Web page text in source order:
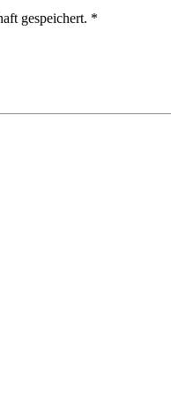
gespeichert. *